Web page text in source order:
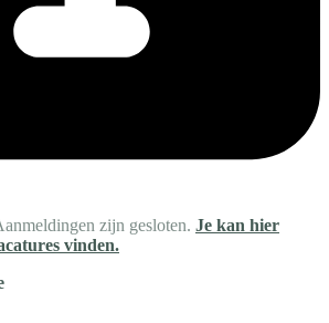
zijn gesloten. Je kan hier
vinden.